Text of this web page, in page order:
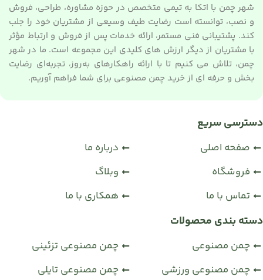
شهر چمن با اتکا به تیمی متخصص در حوزه مشاوره، طراحی، فروش
و نصب، توانسته است رضایت طیف وسیعی از مشتریان خود را جلب
کند. پشتیبانی فنی مستمر، ارائه خدمات پس از فروش و ارتباط مؤثر
با مشتریان از دیگر ارزش های کلیدی این مجموعه است. ما در شهر
چمن، تلاش می کنیم تا با ارائه راهکارهای به‌روز، تجربه‌ای رضایت
بخش و حرفه ای از خرید چمن مصنوعی برای شما فراهم آوریم.
دسترسی سریع
صفحه اصلی
فروشگاه
تماس با ما
درباره ما
وبلاگ
همکاری با ما
دسته بندی محصولات
چمن مصنوعی
چمن مصنوعی ورزشی
چمن مصنوعی تزئینی
چمن مصنوعی تایلی